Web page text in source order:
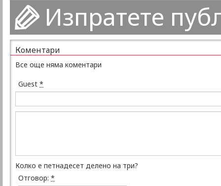
Изпратете
Коментари
Все още няма коментари
Guest *
Колко е петнадесет делено на три?
Отговор: *